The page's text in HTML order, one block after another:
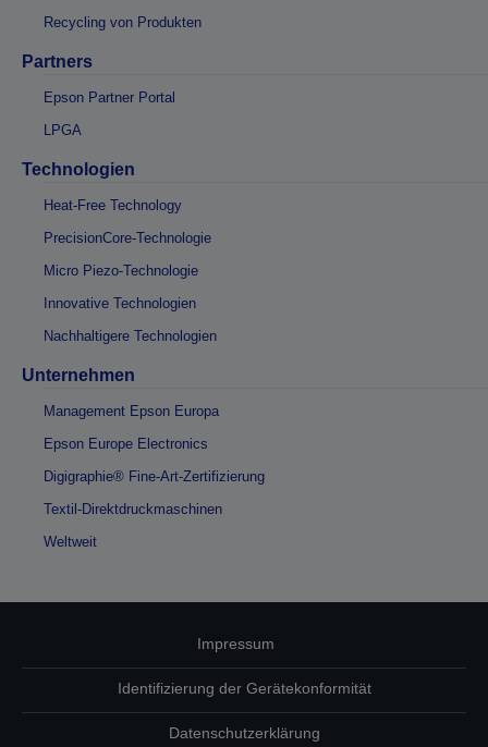
Recycling von Produkten
Partners
Epson Partner Portal
LPGA
Technologien
Heat-Free Technology
PrecisionCore-Technologie
Micro Piezo-Technologie
Innovative Technologien
Nachhaltigere Technologien
Unternehmen
Management Epson Europa
Epson Europe Electronics
Digigraphie® Fine-Art-Zertifizierung
Textil-Direktdruckmaschinen
Weltweit
Impressum
Identifizierung der Gerätekonformität
Datenschutzerklärung